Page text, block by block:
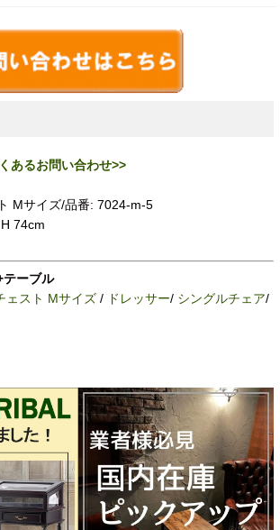
あるお問い合わせ>>
Mサイズ/品番: 7024-m-5
74cm
テーブル
ェスト Mサイズ / ドレッサー/ シングルチェア/